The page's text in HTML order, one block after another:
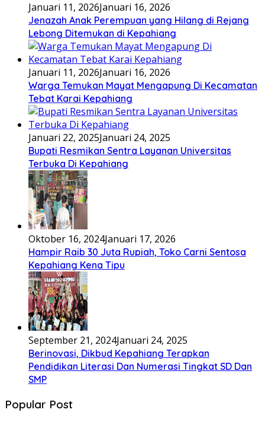
Januari 11, 2026Januari 16, 2026
Jenazah Anak Perempuan yang Hilang di Rejang
Lebong Ditemukan di Kepahiang
Januari 11, 2026Januari 16, 2026
Warga Temukan Mayat Mengapung Di Kecamatan
Tebat Karai Kepahiang
Januari 22, 2025Januari 24, 2025
Bupati Resmikan Sentra Layanan Universitas
Terbuka Di Kepahiang
Oktober 16, 2024Januari 17, 2026
Hampir Raib 30 Juta Rupiah, Toko Carni Sentosa
Kepahiang Kena Tipu
September 21, 2024Januari 24, 2025
Berinovasi, Dikbud Kepahiang Terapkan
Pendidikan Literasi Dan Numerasi Tingkat SD Dan
SMP
Popular Post